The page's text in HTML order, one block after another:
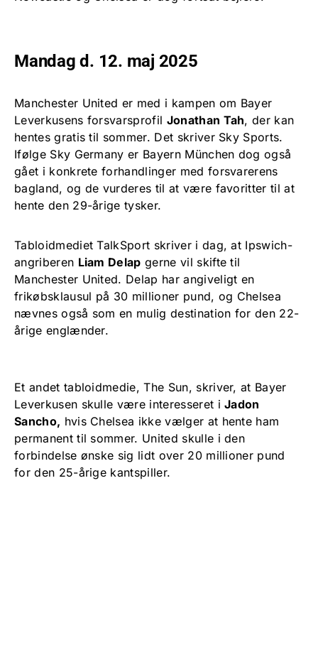
Mandag d. 12. maj 2025
Manchester United er med i kampen om Bayer
Leverkusens forsvarsprofil Jonathan Tah, der kan
hentes gratis til sommer. Det skriver Sky Sports.
Ifølge Sky Germany er Bayern München dog også
gået i konkrete forhandlinger med forsvarerens
bagland, og de vurderes til at være favoritter til at
hente den 29-årige tysker.
Tabloidmediet TalkSport skriver i dag, at Ipswich-
angriberen Liam Delap gerne vil skifte til
Manchester United. Delap har angiveligt en
frikøbsklausul på 30 millioner pund, og Chelsea
nævnes også som en mulig destination for den 22-
årige englænder.
Et andet tabloidmedie, The Sun, skriver, at Bayer
Leverkusen skulle være interesseret iJadon
Sancho, hvis Chelsea ikke vælger at hente ham
permanent til sommer. United skulle i den
forbindelse ønske sig lidt over 20 millioner pund
for den 25-årige kantspiller.